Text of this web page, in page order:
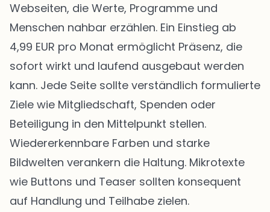
Webseiten, die Werte, Programme und
Menschen nahbar erzählen. Ein Einstieg ab
4,99 EUR pro Monat ermöglicht Präsenz, die
sofort wirkt und laufend ausgebaut werden
kann. Jede Seite sollte verständlich formulierte
Ziele wie Mitgliedschaft, Spenden oder
Beteiligung in den Mittelpunkt stellen.
Wiedererkennbare Farben und starke
Bildwelten verankern die Haltung. Mikrotexte
wie Buttons und Teaser sollten konsequent
auf Handlung und Teilhabe zielen.